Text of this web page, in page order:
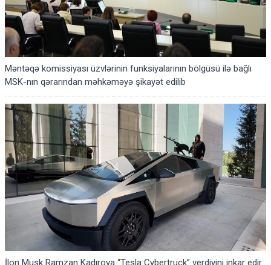
Məntəqə komissiyası üzvlərinin funksiyalarının bölgüsü ilə bağlı
MSK-nın qərarından məhkəməyə şikayət edilib
İlon Musk Ramzan Kadırova “Tesla Cybertruck” verdiyini inkar edir